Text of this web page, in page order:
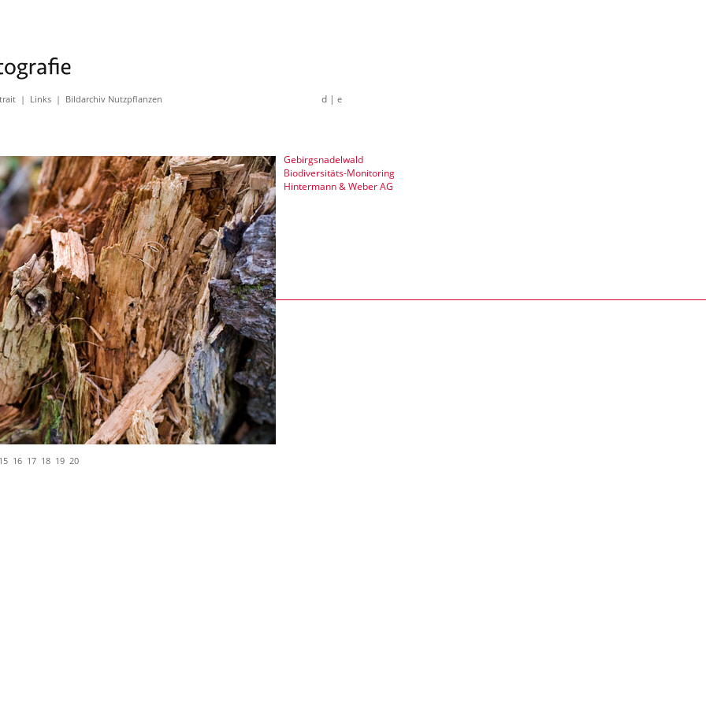
| Links | Bildarchiv Nutzpflanzen d | e
Gebirgsnadelwald
Biodiversitäts-Monitoring
Hintermann & Weber AG
16 17 18 19 20